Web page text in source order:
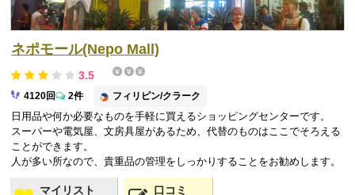
マイリスト
口コミ
ネポモール(Nepo Mall)
3.5
フィリピン/クラーク
4120回 2件
日用品や何か必要なものを手軽に買えるショッピングセンターです。
スーパーや電気屋、文房具屋があるため、代替のものはここでそろえる
ことができます。
人が多い所なので、貴重品の管理をしっかりすることをお勧めします。